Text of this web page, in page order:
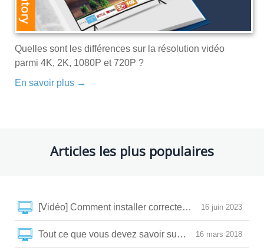
Quelles sont les différences sur la résolution vidéo
parmi 4K, 2K, 1080P et 720P ?
En savoir plus →
Articles les plus populaires
16 juin 2023
[Vidéo] Comment installer correctement un SSD et
16 mars 2018
Tout ce que vous devez savoir sur la SLC/MLC/TLC/